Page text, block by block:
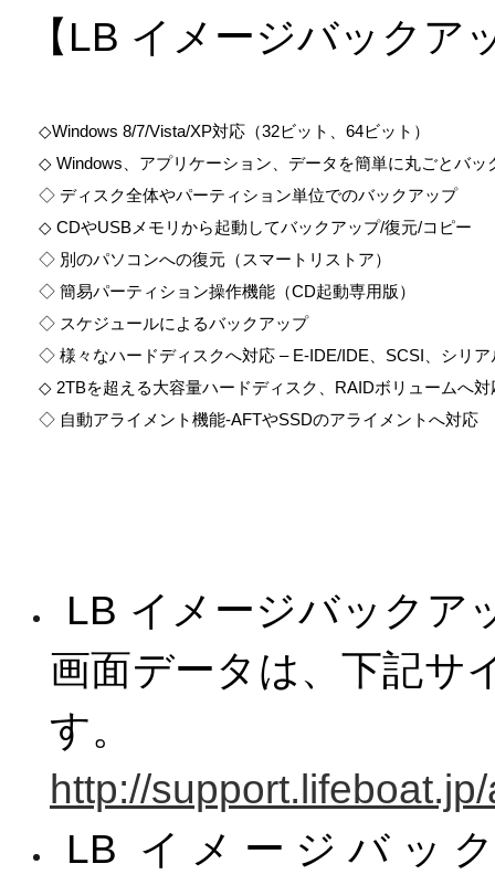
【LB イメージバックア
◇Windows 8/7/Vista/XP対応（32ビット、64ビット）
◇ Windows、アプリケーション、データを簡単に丸ごとバッ
◇ ディスク全体やパーティション単位でのバックアップ
◇ CDやUSBメモリから起動してバックアップ/復元/コピー
◇ 別のパソコンへの復元（スマートリストア）
◇ 簡易パーティション操作機能（CD起動専用版）
◇ スケジュールによるバックアップ
◇ 様々なハードディスクへ対応 – E-IDE/IDE、SCSI、シリ
◇ 2TBを超える大容量ハードディスク、RAIDボリュームへ対
◇ 自動アライメント機能-AFTやSSDのアライメントへ対応
LB イメージバックア
画面データは、下記サ
す。
http://
LB イメージバッ